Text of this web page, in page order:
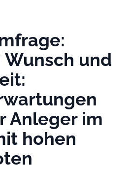
und
Anleger im
hohen